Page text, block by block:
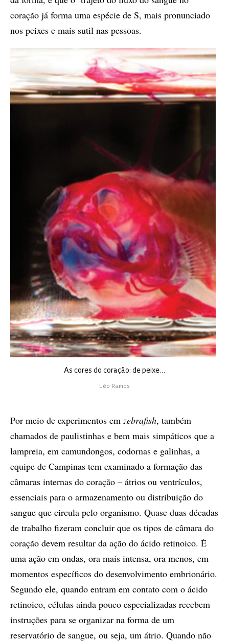
coração já forma uma espécie de S, mais pronunciado
nos peixes e mais sutil nas pessoas.
As cores do coração: de peixe…
Léo Ramos
Por meio de experimentos em zebrafish, também
chamados de paulistinhas e bem mais simpáticos que a
lampreia, em camundongos, codornas e galinhas, a
equipe de Campinas tem examinado a formação das
câmaras internas do coração – átrios ou ventrículos,
essenciais para o armazenamento ou distribuição do
sangue que circula pelo organismo. Quase duas décadas
de trabalho fizeram concluir que os tipos de câmara do
coração devem resultar da ação do ácido retinoico. É
uma ação em ondas, ora mais intensa, ora menos, em
momentos específicos do desenvolvimento embrionário.
Segundo ele, quando entram em contato com o ácido
retinoico, células ainda pouco especializadas recebem
instruções para se organizar na forma de um
reservatório de sangue, ou seja, um átrio. Quando não